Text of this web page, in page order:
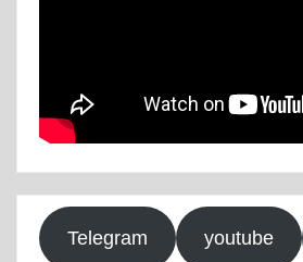
Telegram youtube